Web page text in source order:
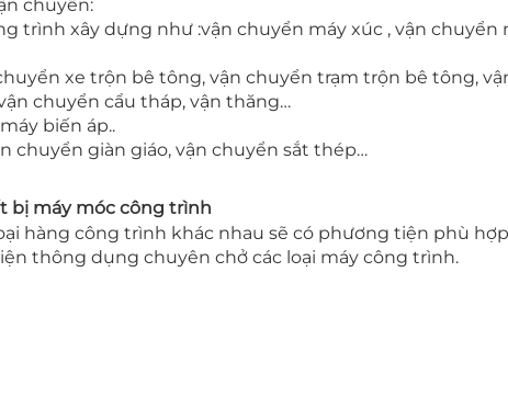
chuyển:
trình xây dựng như :vận chuyển máy xúc , vận chuyển
xe trộn bê tông, vận chuyển trạm trộn bê tông,
chuyển cẩu tháp, vận thăng…
biến áp..
chuyển giàn giáo, vận chuyển sắt thép…
bị máy móc công trình
hàng công trình khác nhau sẽ có phương tiện phù
thông dụng chuyên chở các loại máy công trình.